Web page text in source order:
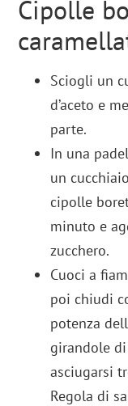
Cipolle
Sciogli un
d’aceto e
parte.
In una
un
cipolle
minuto e
zucchero.
Cuoci a
poi chiudi
potenza
girandole
asciugarsi
Regola di